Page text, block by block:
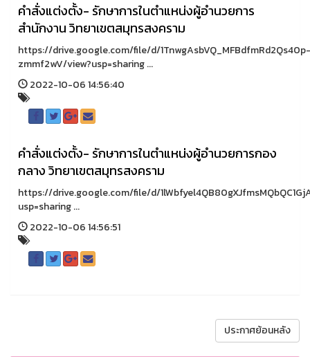
คำสั่งแต่งตั้ง- รักษาการในตำแหน่งผู้อำนวยการ
สำนักงาน วิทยาเขตสมุทรสงคราม
https://drive.google.com/file/d/1TnwgAsbVQ_MFBdfmRd2Qs40p-
zmmf2wV/view?usp=sharing ...
2022-10-06 14:56:40
คำสั่งแต่งตั้ง- รักษาการในตำแหน่งผู้อำนวยการกอง
กลาง วิทยาเขตสมุทรสงคราม
https://drive.google.com/file/d/
usp=sharing ...
2022-10-06 14:56:51
ประกาศย้อนหลัง